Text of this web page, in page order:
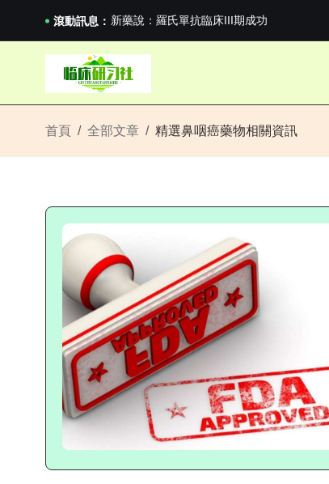
滾動訊息： 新藥說：羅氏單抗臨床III期成功
新藥說：哈佛大學：生男生女不是隨機的，
國家藥監局關於適用《E6（R3）：藥物臨床
滬上臨研人：著名Global臨床CRO在我國...
新藥說：羅氏單抗臨床III期成功
首頁 全部文章 精選鼻咽癌藥物相關資訊